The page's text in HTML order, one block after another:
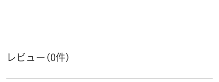
レビュー（0件）